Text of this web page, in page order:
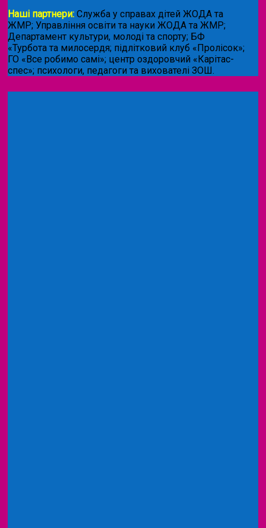
Наші партнери: Служба у справах дітей ЖОДА та
ЖМР; Управління освіти та науки ЖОДА та ЖМР;
Департамент культури, молоді та спорту; БФ
«Турбота та милосердя; підлітковий клуб «Пролісок»;
ГО «Все робимо самі»; центр оздоровчий «Карітас-
спес»; психологи, педагоги та вихователі ЗОШ.